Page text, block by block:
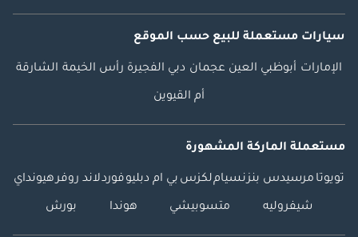
سيارات مستعملة للبيع حسب الموقع
الإمارات أبوظبي العين عجمان دبي الفجيرة رأس الخيمة الشارقة
أم القيوين
مستعملة الماركة المشهورة
تويوتا مرسيدس بنزنسياملكزس بي ام دبليوفوردلاند روفرهيونداي
شيفروليه متسوبيشي هوندا بورش